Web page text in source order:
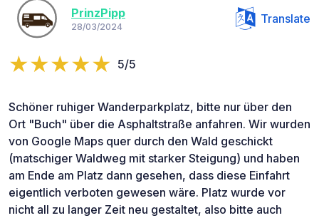
PrinzPipp
28/03/2024
Translate
5/5
Schöner ruhiger Wanderparkplatz, bitte nur über den
Ort "Buch" über die Asphaltstraße anfahren. Wir wurden
von Google Maps quer durch den Wald geschickt
(matschiger Waldweg mit starker Steigung) und haben
am Ende am Platz dann gesehen, dass diese Einfahrt
eigentlich verboten gewesen wäre. Platz wurde vor
nicht all zu langer Zeit neu gestaltet, also bitte auch